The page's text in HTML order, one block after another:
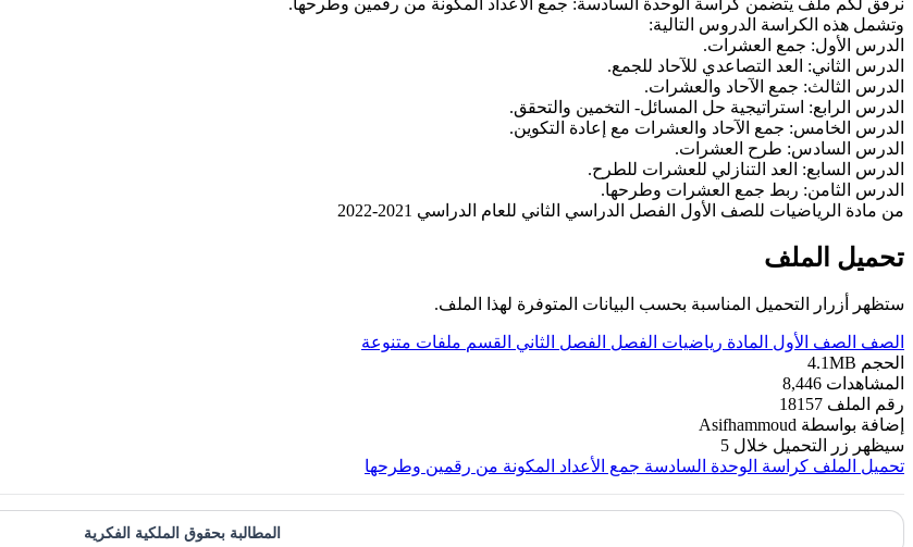
وتشمل هذه الكراسة الدروس التالية:
الدرس الأول: جمع العشرات.
الدرس الثاني: العد التصاعدي للآحاد للجمع.
الدرس الثالث: جمع الآحاد والعشرات.
الدرس الرابع: استراتيجية حل المسائل- التخمين والتحقق.
الدرس الخامس: جمع الآحاد والعشرات مع إعادة التكوين.
الدرس السادس: طرح العشرات.
الدرس السابع: العد التنازلي للعشرات للطرح.
الدرس الثامن: ربط جمع العشرات وطرحها.
من مادة الرياضيات للصف الأول الفصل الدراسي الثاني للعام الدراسي 2021-2022
تحميل الملف
ستظهر أزرار التحميل المناسبة بحسب البيانات المتوفرة لهذا الملف.
الصف الصف الأول المادة رياضيات الفصل الفصل الثاني القسم ملفات متنوعة
الحجم 4.1MB
المشاهدات 8,446
رقم الملف 18157
إضافة بواسطة Asifhammoud
سيظهر زر التحميل خلال 5
تحميل الملف كراسة الوحدة السادسة جمع الأعداد المكونة من رقمين وطرحها
المطالبة بحقوق الملكية الفكرية